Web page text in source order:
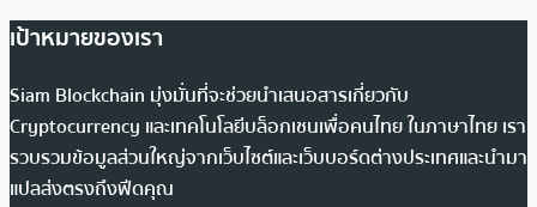
เป้าหมายของเรา
Siam Blockchain มุ่งมั่นที่จะช่วยนำเสนอสารเกี่ยวกับ
Cryptocurrency และเทคโนโลยีบล็อกเชนเพื่อคนไทย ในภาษาไทย เรา
รวบรวมข้อมูลส่วนใหญ่จากเว็บไซต์และเว็บบอร์ดต่างประเทศและนำมา
แปลส่งตรงถึงฟีดคุณ